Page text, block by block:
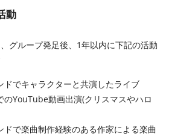
動
グループ発足後、1年以内に下記の活動
ドでキャラクターと共演したライブ
のYouTube動画出演(クリスマスやハロ
ドで楽曲制作経験のある作家による楽曲